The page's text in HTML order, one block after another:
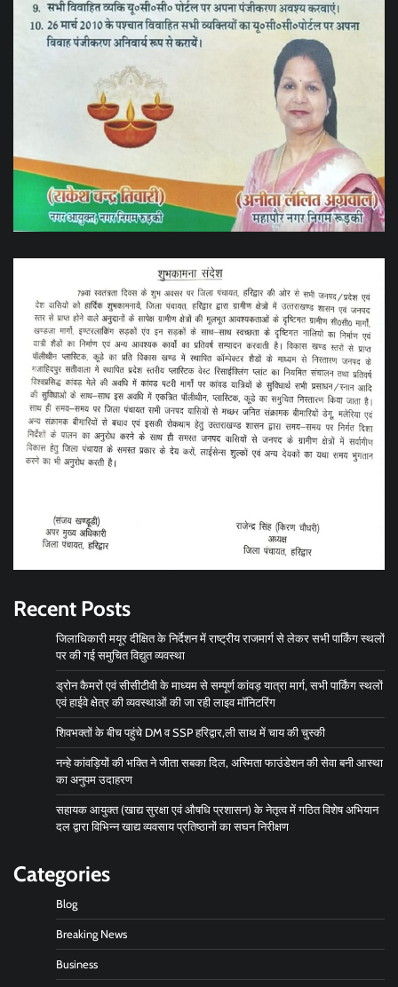
Recent Posts
जिलाधिकारी मयूर दीक्षित के निर्देशन में राष्ट्रीय राजमार्ग से लेकर सभी पार्किंग स्थलों
पर की गई समुचित विद्युत व्यवस्था
ड्रोन कैमरों एवं सीसीटीवी के माध्यम से सम्पूर्ण कांवड़ यात्रा मार्ग, सभी पार्किंग स्थलों
एवं हाईवे क्षेत्र की व्यवस्थाओं की जा रही लाइव मॉनिटरिंग
शिवभक्तों के बीच पहुंचे DM व SSP हरिद्वार,ली साथ में चाय की चुस्की
नन्हे कांवड़ियों की भक्ति ने जीता सबका दिल, अस्मिता फाउंडेशन की सेवा बनी आस्था
का अनुपम उदाहरण
सहायक आयुक्त (खाद्य सुरक्षा एवं औषधि प्रशासन) के नेतृत्व में गठित विशेष अभियान
दल द्वारा विभिन्न खाद्य व्यवसाय प्रतिष्ठानों का सघन निरीक्षण
Categories
Blog
Breaking News
Business